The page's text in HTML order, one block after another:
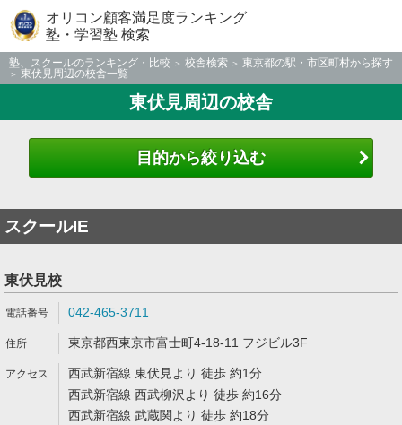
オリコン顧客満足度ランキング
塾・学習塾 検索
塾、スクールのランキング・比較 校舎検索
東京都の駅・市区町村から探す
東伏見周辺の校舎一覧
東伏見周辺の校舎
目的から絞り込む
スクールIE
東伏見校
042-465-3711
東京都西東京市富士町4-18-11 フジビル3F
西武新宿線 東伏見より 徒歩 約1分
西武新宿線 西武柳沢より 徒歩 約16分
西武新宿線 武蔵関より 徒歩 約18分